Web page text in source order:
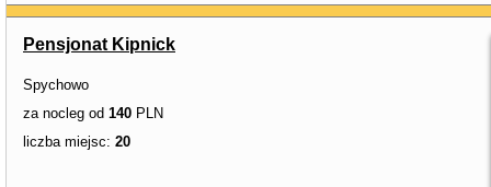
Pensjonat Kipnick
Spychowo
za nocleg od 140 PLN
liczba miejsc: 20